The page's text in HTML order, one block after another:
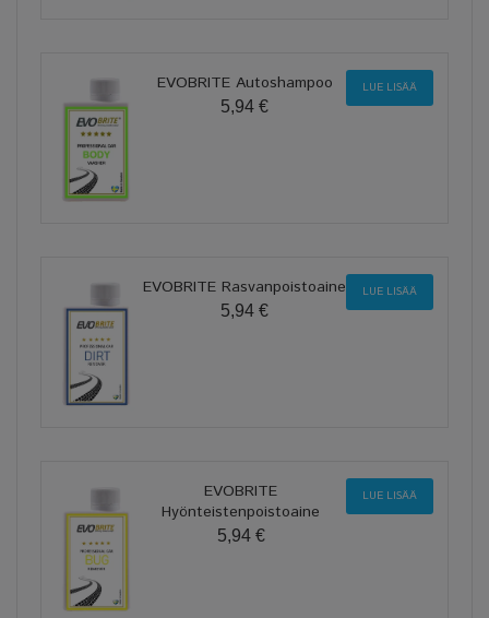
EVOBRITE Autoshampoo
5,94 €
LUE LISÄÄ
EVOBRITE Rasvanpoistoaine
5,94 €
LUE LISÄÄ
EVOBRITE
Hyönteistenpoistoaine
5,94 €
LUE LISÄÄ